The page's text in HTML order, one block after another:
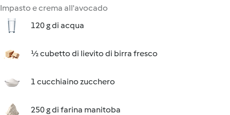
Impasto e crema all'avocado
120 g di acqua
½ cubetto di lievito di birra fresco
1 cucchiaino zucchero
250 g di farina manitoba